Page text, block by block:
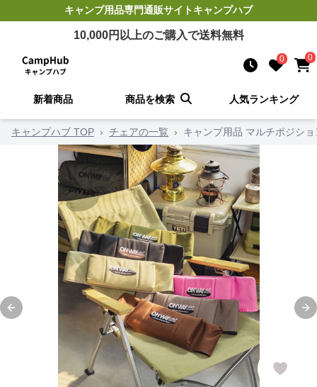
キャンプ用品専門通販サイトキャンプハブ
10,000円以上のご購入で送料無料
0 0
新着商品 商品を検索 人気ランキング
キャンプハブ TOP › チェアの一覧 › キャンプ用品 マルチポジシ
Previous slide